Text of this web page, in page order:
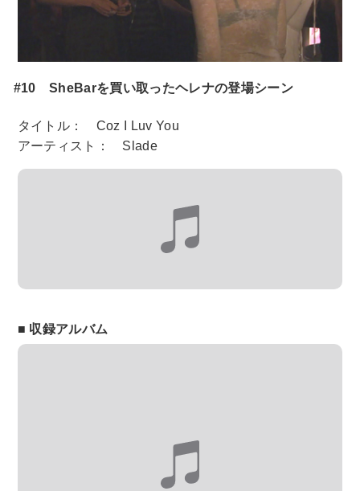
#10 SheBarを買い取ったヘレナの登場シーン
タイトル： Coz I Luv You
アーティスト： Slade
■ 収録アルバム